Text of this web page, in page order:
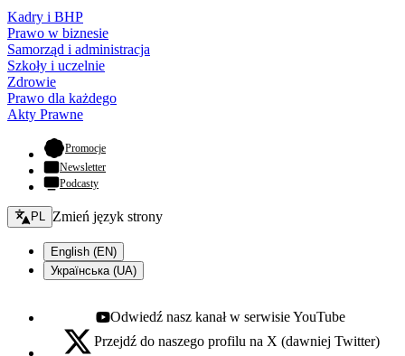
Kadry i BHP
Prawo w biznesie
Samorząd i administracja
Szkoły i uczelnie
Zdrowie
Prawo dla każdego
Akty Prawne
Promocje- otwiera się w nowej karcie
Newsletter
Podcasty
Zmień język - bieżący:
PL Zmień język strony
English (EN)
Українська (UA)
Youtube - otwiera się w nowej karcie
Odwiedź nasz kanał w serwisie YouTube
X - otwiera się w nowej karcie
Przejdź do naszego profilu na X (dawniej Twitter)